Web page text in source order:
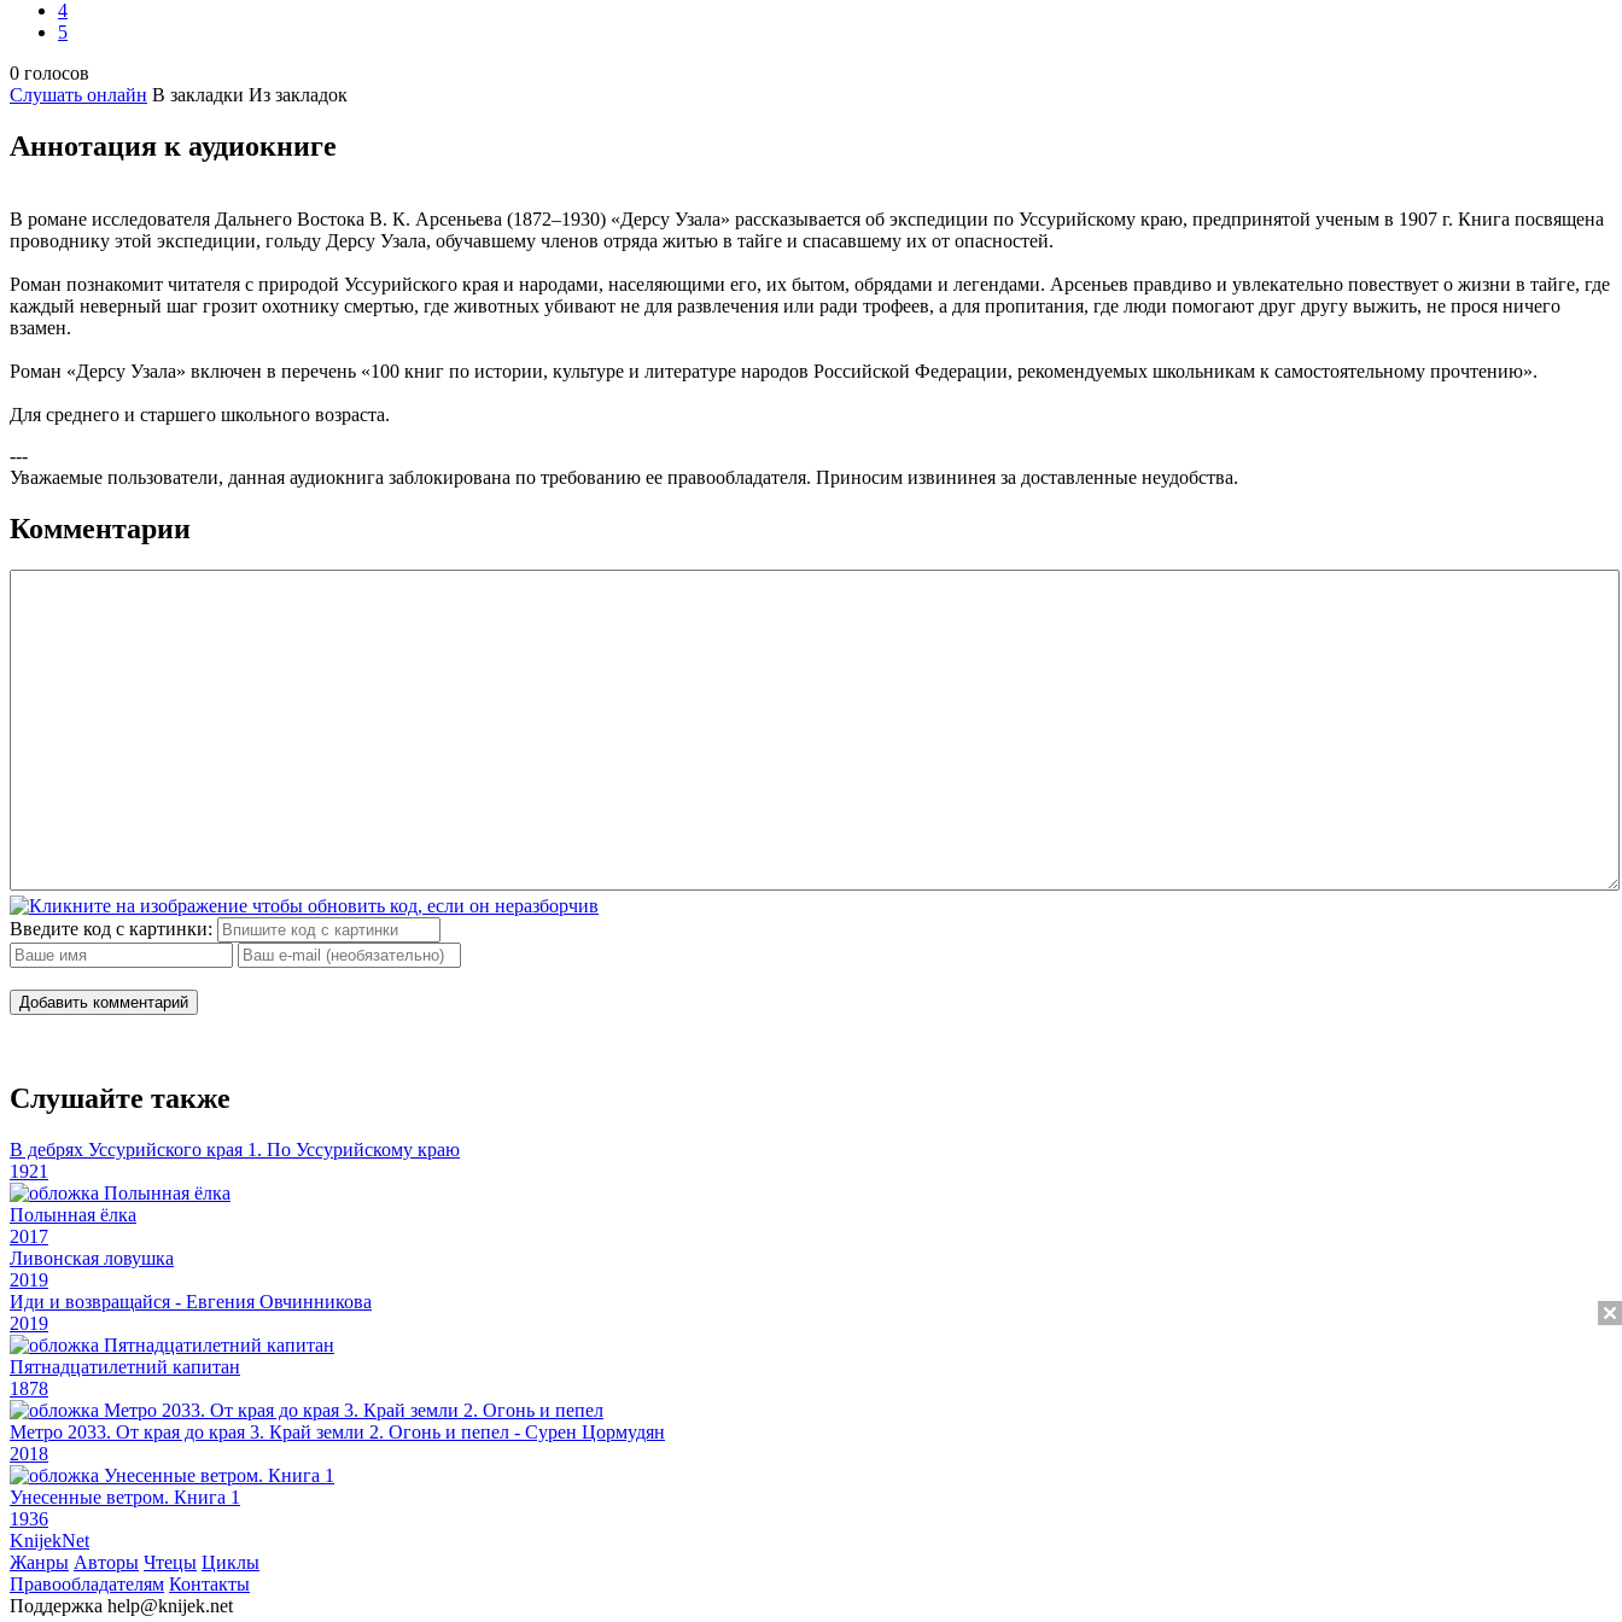
4
5
0 голосов
Слушать онлайн В закладки Из закладок
Аннотация к аудиокниге
В романе исследователя Дальнего Востока В. К. Арсеньева (1872–1930) «Дерсу Узала» рассказывается об экспедиции по Уссурийскому краю, предпринятой ученым в 1907 г. Книга посвящена
проводнику этой экспедиции, гольду Дерсу Узала, обучавшему членов отряда житью в тайге и спасавшему их от опасностей.
Роман познакомит читателя с природой Уссурийского края и народами, населяющими его, их бытом, обрядами и легендами. Арсеньев правдиво и увлекательно повествует о жизни в тайге, где
каждый неверный шаг грозит охотнику смертью, где животных убивают не для развлечения или ради трофеев, а для пропитания, где люди помогают друг другу выжить, не прося ничего
взамен.
Роман «Дерсу Узала» включен в перечень «100 книг по истории, культуре и литературе народов Российской Федерации, рекомендуемых школьникам к самостоятельному прочтению».
Для среднего и старшего школьного возраста.
---
Уважаемые пользователи, данная аудиокнига заблокирована по требованию ее правообладателя. Приносим извининея за доставленные неудобства.
Комментарии
Введите код с картинки:
Добавить комментарий
Слушайте также
В дебрях Уссурийского края 1. По Уссурийскому краю
1921
Полынная ёлка
2017
Ливонская ловушка
2019
Иди и возвращайся - Евгения Овчинникова
2019
Пятнадцатилетний капитан
1878
Метро 2033. От края до края 3. Край земли 2. Огонь и пепел - Сурен Цормудян
2018
Унесенные ветром. Книга 1
1936
KnijekNet
Жанры Авторы Чтецы Циклы
Правообладателям Контакты
Поддержка help@knijek.net